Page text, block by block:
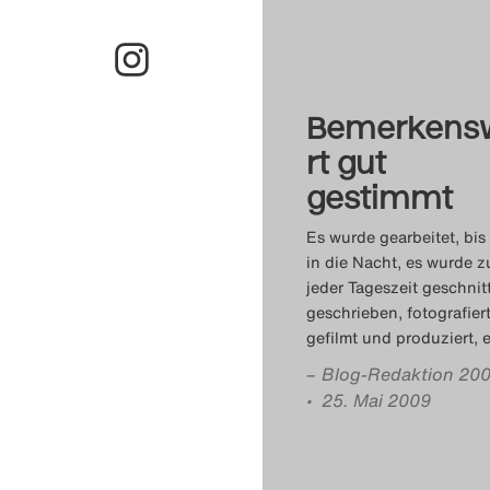
rt gut
gestimmt
Es wurde gearbeitet,
in die Nacht, es wurde
jeder Tageszeit
geschrieben,
gefilmt und produziert,
– Blog-Redaktion
• 25. Mai 2009